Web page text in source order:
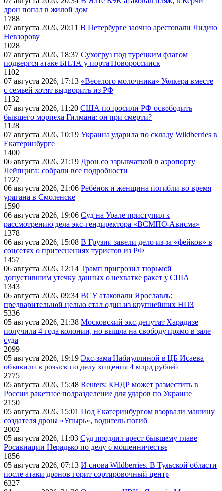
дрон попал в жилой дом
1788
07 августа 2026, 20:11 В Петербурге заочно арестовали Лидию
Невзорову
1028
07 августа 2026, 18:37 Сухогруз под турецким флагом
подвергся атаке БПЛА у порта Новороссийск
1102
07 августа 2026, 17:13 «Веселого молочника» Уолкера вместе
с семьей хотят выдворить из РФ
1132
07 августа 2026, 11:20 США попросили РФ освободить
бывшего морпеха Гилмана: он при смерти?
1128
07 августа 2026, 10:19 Украина ударила по складу Wildberries в
Екатеринбурге
1400
06 августа 2026, 21:19 Дрон со взрывчаткой в аэропорту
Лейпцига: собрали все подробности
1727
06 августа 2026, 21:06 Ребёнок и женщина погибли во время
урагана в Смоленске
1590
06 августа 2026, 19:06 Суд на Урале приступил к
рассмотрению дела экс-гендиректора «ВСМПО-Ависма»
1378
06 августа 2026, 15:08 В Грузии завели дело из-за «фейков» в
соцсетях о притеснениях туристов из РФ
1457
06 августа 2026, 12:14 Трамп пригрозил тюрьмой
допустившим утечку данных о нехватке ракет у США
1343
06 августа 2026, 09:34 ВСУ атаковали Ярославль:
предварительной целью стал один из крупнейших НПЗ
5336
05 августа 2026, 21:38 Московский экс-депутат Харадизе
получила 4 года колонии, но вышла на свободу прямо в зале
суда
2099
05 августа 2026, 19:19 Экс-зама Набиуллиной в ЦБ Исаева
объявили в розыск по делу хищения 4 млрд рублей
2775
05 августа 2026, 15:48 Reuters: КНДР может разместить в
России ракетное подразделение для ударов по Украине
2150
05 августа 2026, 15:01 Под Екатеринбургом взорвали машину
создателя дрона «Упырь», водитель погиб
2002
05 августа 2026, 11:03 Суд продлил арест бывшему главе
Росавиации Нерадько по делу о мошенничестве
1856
05 августа 2026, 07:13 И снова Wildberries. В Тульской области
после атаки дронов горит сортировочный центр
6327